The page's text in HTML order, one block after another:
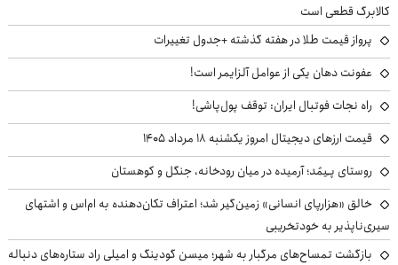
کالابرگ قطعی است
پرواز قیمت طلا در هفته گذشته +جدول تغییرات
عفونت دهان یکی از عوامل آلزایمر است!
راه نجات فوتبال ایران: توقف پول‌پاشی!
قیمت ارزهای دیجیتال امروز یکشنبه ۱۸ مرداد ۱۴۰۵
روستای پـِیمُد؛ آرمیده در میان رودخانه، جنگل و کوهستان
خالق «هزارپای انسانی» زمین‌گیر شد؛ اعتراف تکان‌دهنده به ام‌اس و اشتهای
سیری‌ناپذیر به خودتخریبی
بازگشت تمساح‌های مرگبار به شهر؛ میسن گودینگ و امیلی راد ستاره‌های دنباله